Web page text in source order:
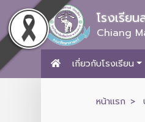
โรงเรีย
Chiang
เกี่ยวกับโรงเรียน
หน้าแรก